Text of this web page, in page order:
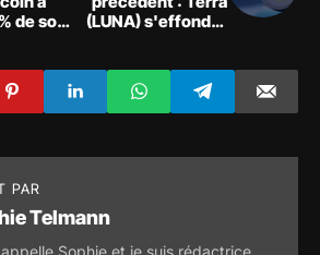
de son
se
(LUNA) s'effondre
PAR
Telmann
Sophie et je suis rédactrice